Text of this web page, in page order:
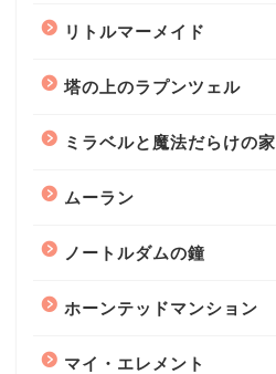
リトルマーメイド
塔の上のラプンツェル
ミラベルと魔法だらけの家
ムーラン
ノートルダムの鐘
ホーンテッドマンション
マイ・エレメント